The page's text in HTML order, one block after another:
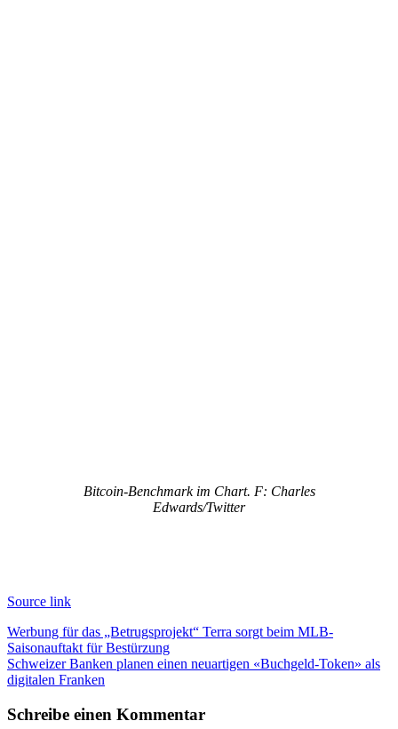
Bitcoin-Benchmark im Chart. F: Charles
Edwards/Twitter
Source link
Beitragsnavigation
Werbung für das „Betrugsprojekt“ Terra sorgt beim MLB-
Saisonauftakt für Bestürzung
Schweizer Banken planen einen neuartigen «Buchgeld-Token» als
digitalen Franken
Schreibe einen Kommentar